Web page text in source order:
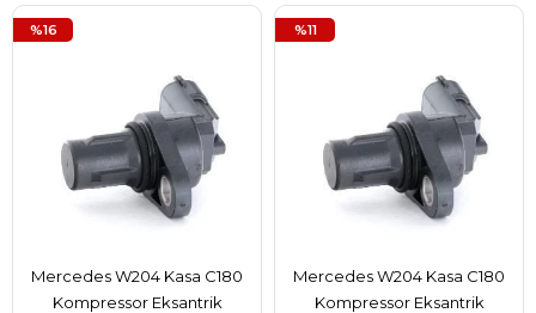
Mercedes W204 Kasa C180
Kompressor Eksantrik
%16
Mercedes W204 Kasa C180
Kompressor Eksantrik
%11